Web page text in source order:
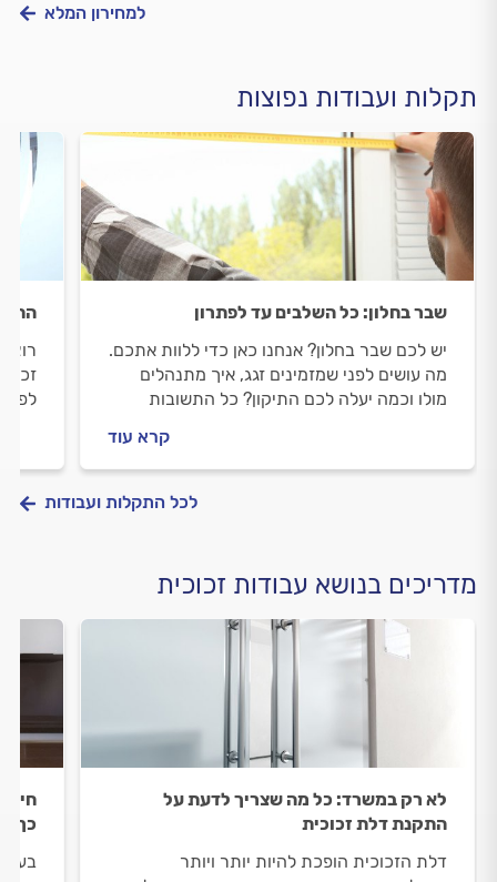
למחירון המלא
תקלות ועבודות נפוצות
שבר בחלון: כל השלבים עד לפתרון
יש לכם שבר בחלון? אנחנו כאן כדי ללוות אתכם.
מה עושים לפני שמזמינים זגג, איך מתנהלים
מולו וכמה יעלה לכם התיקון? כל התשובות
קרא עוד
לכל התקלות ועבודות
מדריכים בנושא עבודות זכוכית
לא רק במשרד: כל מה שצריך לדעת על
התקנת דלת זכוכית
דלת הזכוכית הופכת להיות יותר ויותר
כך